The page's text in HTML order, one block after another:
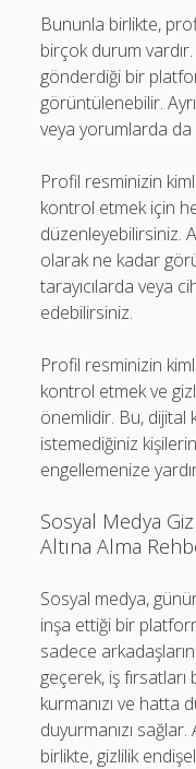
Bununla birlikte,
birçok durum
gönderdiği bir
görüntülenebilir.
veya yorumlarda
Profil resminizin
kontrol etmek için
düzenleyebilirsiniz.
olarak ne kadar
tarayıcılarda veya
edebilirsiniz.
Profil resminizin
kontrol etmek ve
önemlidir. Bu, dijital
istemediğiniz
engellemenize
Sosyal Medya
Altına Alma
Sosyal medya,
inşa ettiği bir
sadece
geçerek, iş fırsatları
kurmanızı ve hatta
duyurmanızı
birlikte, gizlilik